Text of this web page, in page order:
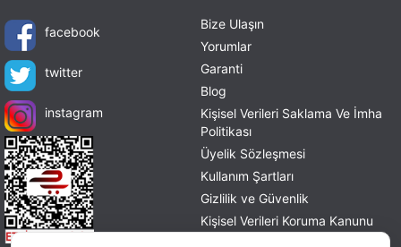
facebook
twitter
instagram
Bize Ulaşın
Yorumlar
Garanti
Blog
Kişisel Verileri Saklama Ve İmha
Politikası
Üyelik Sözleşmesi
Kullanım Şartları
Gizlilik ve Güvenlik
Kişisel Verileri Koruma Kanunu